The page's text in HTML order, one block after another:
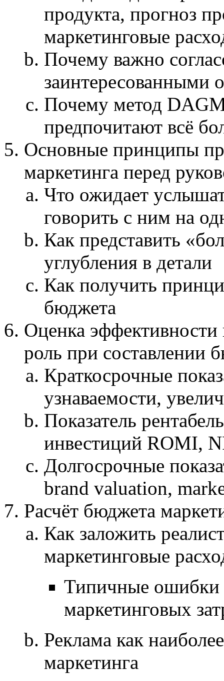
продукта, прогноз
маркетинговые
Почему важно
заинтересованными
Почему метод
предпочитают всё
Основные принципы
маркетинга перед
Что ожидает
говорить с ним на
Как представить
углубления в детали
Как получить
бюджета
Оценка эффективности
роль при составлении
Краткосрочные
узнаваемости,
Показатель
инвестиций ROMI,
Долгосрочные
brand valuation,
Расчёт бюджета
Как заложить
маркетинговые
Типичные ошибки
маркетинговых
Реклама как
маркетинга